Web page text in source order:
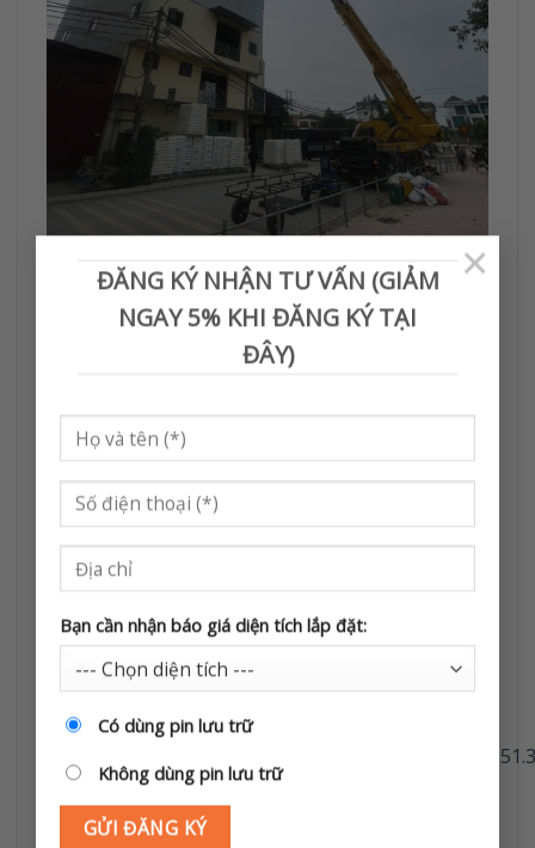
ĐĂNG KÝ NHẬN TƯ VẤN (GIẢM
NGAY 5% KHI ĐĂNG KÝ TẠI
ĐÂY)
Bạn cần nhận báo giá diện tích lắp đặt:
Có dùng pin lưu trữ
Không dùng pin lưu trữ
×
Liên hệ tư vấn & báo giáSolar Tràng An – Tổng
Hotline: 0968 951 333 – 0862 262 562
Địa chỉ:Thôn Cổ Động, Xã Thanh Lâm, Ninh
Bình. (Hà Nam cũ)
Địa chỉ kho:Số nhà 01, Ngõ 8, Thôn Thiện Hối,
Xã Gia Vân, Tỉnh Ninh Bình.
Website:https://dienmattroigiare.com
Fanpage:
https://www.facebook.com/
Tiktok:https://www.tiktok.com/@solartrangan